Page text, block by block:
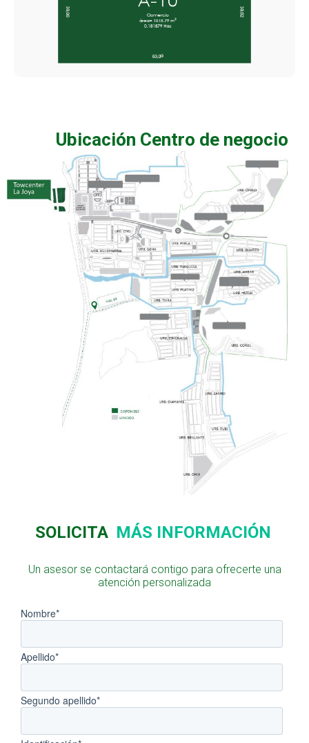
Ubicación Centro de negocio
SOLICITA MÁS INFORMACIÓN
Un asesor se contactará contigo para ofrecerte una
atención personalizada